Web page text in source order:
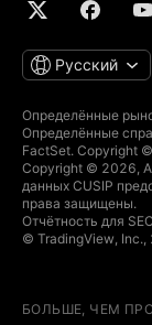
Русский
Определённые
Определённые
FactSet. Copyright
Copyright © 2026,
данных CUSIP
права защищены.
Отчётность для
© TradingView,
БОЛЬШЕ, ЧЕМ